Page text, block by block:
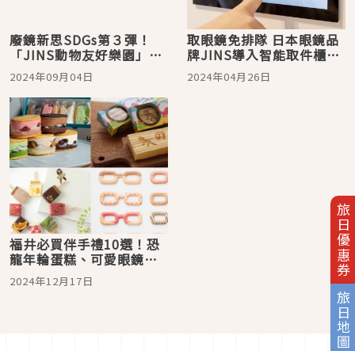
旅日優惠券
旅日地圖
廢鏡新思SDGs第３彈！
「JINS動物友好樂園」登
場 力挺動物平權！
2024年09月04日
取眼鏡免排隊 日本眼鏡品
牌JINS導入智能取件櫃、
環保循環箱 落實永續
2024年04月26日
福井必買伴手禮10選！恐
龍年輪蛋糕、可愛眼鏡餅
乾、傳承百年工藝的羽二
重餅，濃郁花生香的五月
2024年12月17日